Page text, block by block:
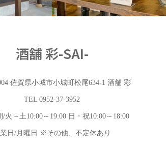
酒舗 彩-SAI-
佐賀県小城市小城町松尾634-1 酒舗 彩
TEL 0952-37-3952
/火～土10:00～19:00 日・祝10:00～18:00
日/月曜日 ※その他、不定休あり